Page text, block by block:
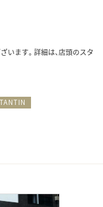
ます。詳細は、店頭のスタ